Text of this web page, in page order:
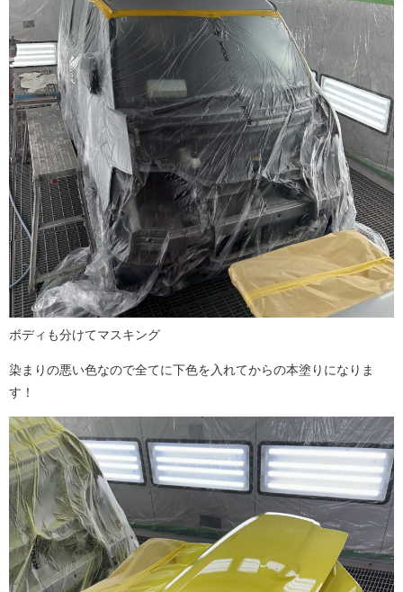
ボディも分けてマスキング
染まりの悪い色なので全てに下色を入れてからの本塗りになりま
す！